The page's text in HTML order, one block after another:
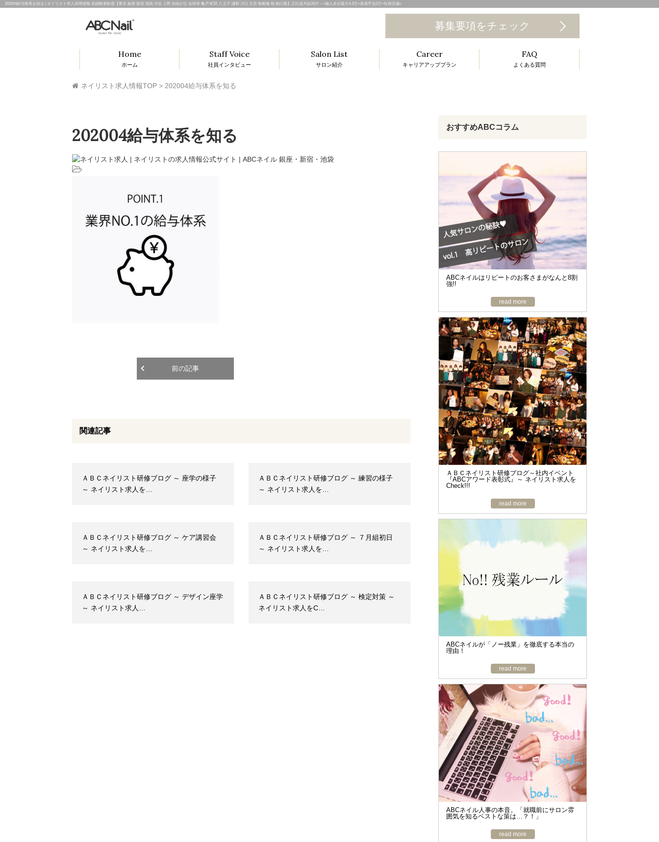
202004給与体系を知る | ネイリスト求人採用情報 未経験者歓迎【東京 銀座 新宿 池袋 渋谷 上野 自由が丘 吉祥寺 亀戸 町田 八王子 浦和 川口 大宮 南船橋 柏 柏の葉】正社員月給28万～+個人歩合最大4.3万+達成手当2万+社保完備♪
T
o
g
g
o
n
募集要項をチェック
Home
ホーム
Staff Voice
社員インタビュー
Salon List
サロン紹介
Career
キャリアアッププラン
FAQ
よくある質問
ネイリスト求人情報TOP > 202004給与体系を知る
202004給与体系を知る
前の記事
関連記事
ＡＢＣネイリスト研修ブログ ～ 座学の様子
～ ネイリスト求人を…
ＡＢＣネイリスト研修ブログ ～ 練習の様子
～ ネイリスト求人を…
ＡＢＣネイリスト研修ブログ ～ ケア講習会
～ ネイリスト求人を…
ＡＢＣネイリスト研修ブログ ～ ７月組初日
～ ネイリスト求人を…
ＡＢＣネイリスト研修ブログ ～ デザイン座学
～ ネイリスト求人…
ＡＢＣネイリスト研修ブログ ～ 検定対策 ～
ネイリスト求人をC…
おすすめABCコラム
ABCネイルはリピートのお客さまがなんと8割
強!!
read more
ＡＢＣネイリスト研修ブログ～社内イベント
『ABCアワード表彰式』～ ネイリスト求人を
Check!!!
read more
ABCネイルが「ノー残業」を徹底する本当の
理由！
read more
ABCネイル人事の本音。「就職前にサロン雰
囲気を知るベストな策は…？！」
read more